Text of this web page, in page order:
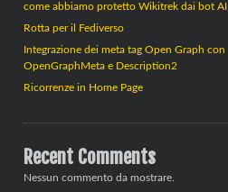
come abbiamo protetto Wikitrek dai bot AI
Rotta per il Fediverso
Integrazione dei meta tag Open Graph con
OpenGraphMeta e Description2
Ricorrenze in Home Page
Recent Comments
Nessun commento da mostrare.